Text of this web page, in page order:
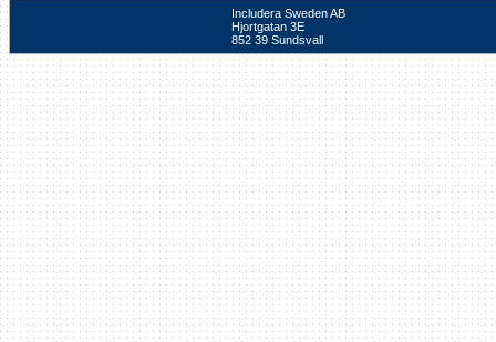
Includera Sweden AB
Hjortgatan 3E
852 39 Sundsvall